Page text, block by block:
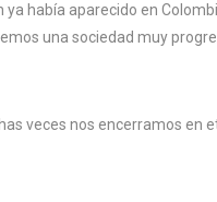
había aparecido en
una sociedad muy
veces nos encerramos en